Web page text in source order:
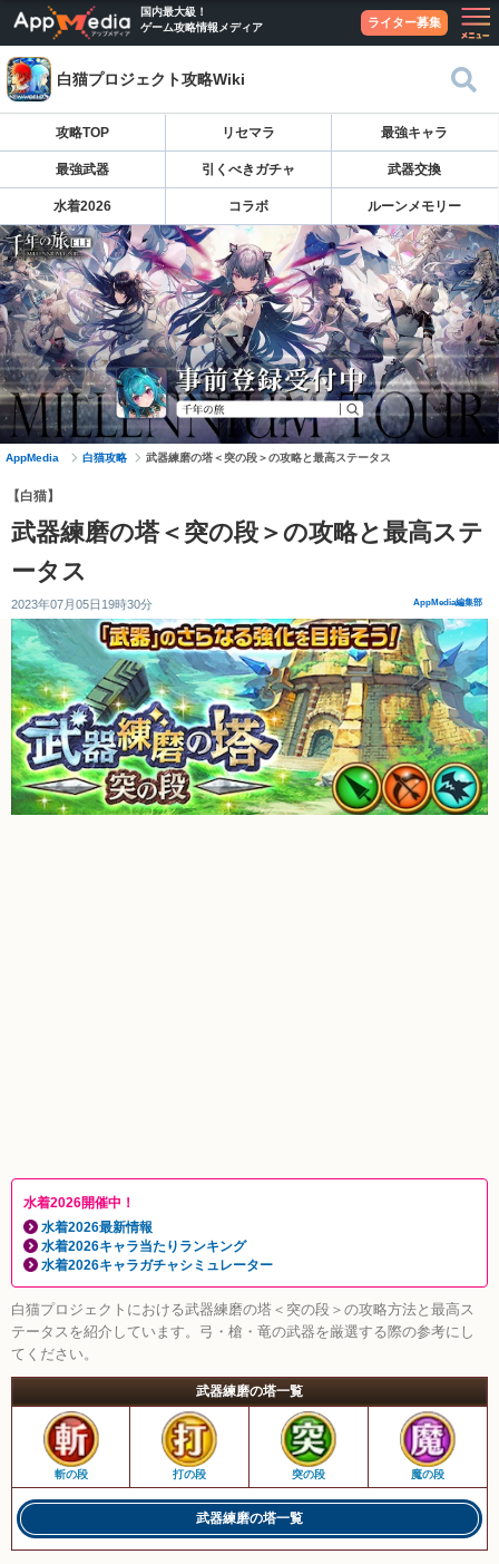
国内最大級！
ゲーム攻略情報メディア
ライター募集
白猫プロジェクト攻略Wiki
攻略TOP リセマラ 最強キャラ
最強武器 引くべきガチャ 武器交換
水着2026 コラボ ルーンメモリー
AppMedia 白猫攻略 武器練磨の塔＜突の段＞の攻略と最高ステータス
【白猫】
武器練磨の塔＜突の段＞の攻略と最高ステ
ータス
2023年07月05日19時30分 AppMedia編集部
水着2026開催中！
水着2026最新情報
水着2026キャラ当たりランキング
水着2026キャラガチャシミュレーター
白猫プロジェクトにおける武器練磨の塔＜突の段＞の攻略方法と最高ス
テータスを紹介しています。弓・槍・竜の武器を厳選する際の参考にし
てください。
武器練磨の塔一覧
斬の段 打の段 突の段 魔の段
武器練磨の塔一覧